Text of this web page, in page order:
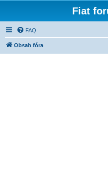
Fiat
FAQ
Obsah fóra